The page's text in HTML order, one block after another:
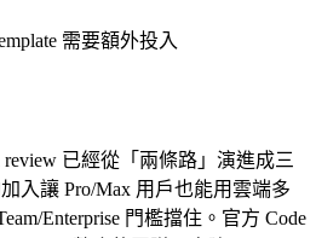
需要額外投入
review 已經從「兩條路」演進成三
入讓 Pro/Max 用戶也能用雲端多
Enterprise 門檻擋住。官方 Code